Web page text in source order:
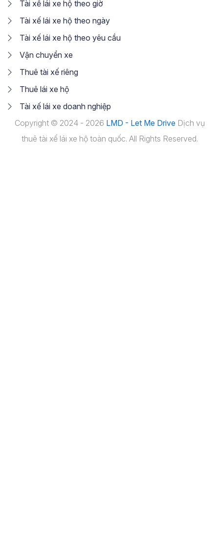
Tài xế lái xe hộ theo giờ
Tài xế lái xe hộ theo ngày
Tài xế lái xe hộ theo yêu cầu
Vận chuyển xe
Thuê tài xế riêng
Thuê lái xe hộ
Tài xế lái xe doanh nghiệp
Copyright © 2024 - 2026 LMD - Let Me Drive Dịch vụ
thuê tài xế lái xe hộ toàn quốc. All Rights Reserved.